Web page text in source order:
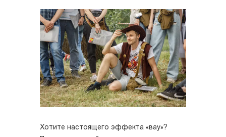
Хотите настоящего эффекта «вау»?